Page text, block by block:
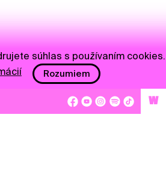
W
súhlas s používaním cookies.
Rozumiem